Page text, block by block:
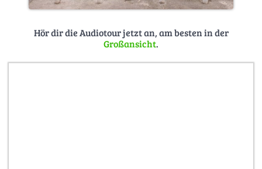
Hör dir die Audiotour jetzt an, am besten in der
Großansicht.